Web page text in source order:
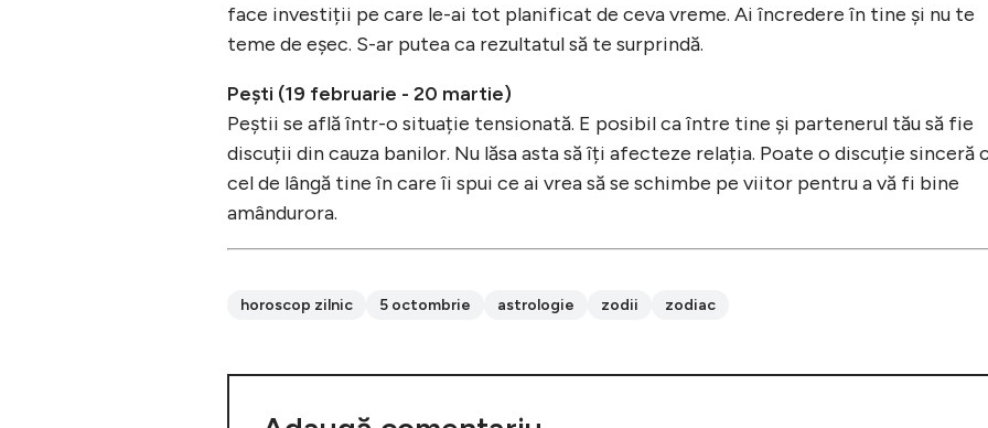
face investiții pe care le-ai tot planificat de ceva vreme. Ai încredere în tine și nu te
teme de eșec. S-ar putea ca rezultatul să te surprindă.
Pești (19 februarie - 20 martie)
Peștii se află într-o situație tensionată. E posibil ca între tine și partenerul tău să fie
discuții din cauza banilor. Nu lăsa asta să îți afecteze relația. Poate o discuție sinceră
cel de lângă tine în care îi spui ce ai vrea să se schimbe pe viitor pentru a vă fi bine
amândurora.
horoscop zilnic 5 octombrie astrologie zodii zodiac